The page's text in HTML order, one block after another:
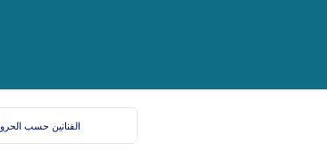
الفنانين حسب